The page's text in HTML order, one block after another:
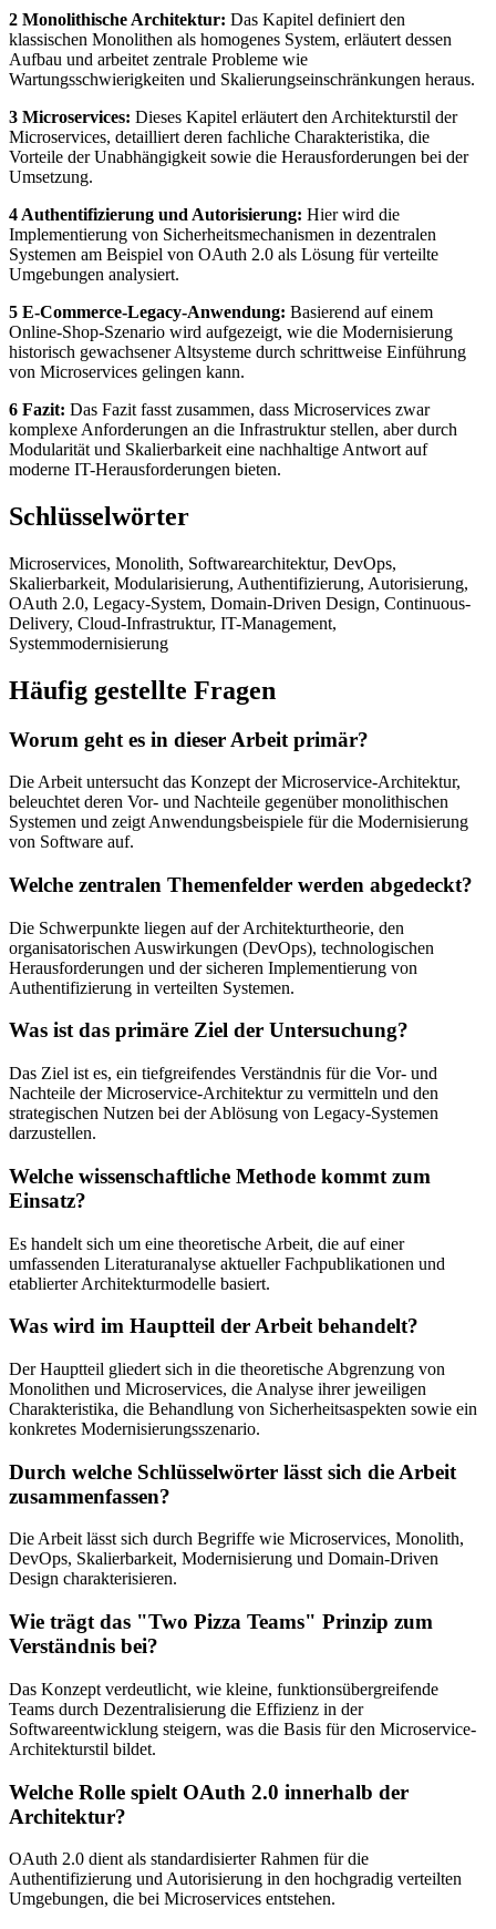
2 Monolithische Architektur: Das Kapitel definiert den
klassischen Monolithen als homogenes System, erläutert dessen
Aufbau und arbeitet zentrale Probleme wie
Wartungsschwierigkeiten und Skalierungseinschränkungen heraus.
3 Microservices: Dieses Kapitel erläutert den Architekturstil der
Microservices, detailliert deren fachliche Charakteristika, die
Vorteile der Unabhängigkeit sowie die Herausforderungen bei der
Umsetzung.
4 Authentifizierung und Autorisierung: Hier wird die
Implementierung von Sicherheitsmechanismen in dezentralen
Systemen am Beispiel von OAuth 2.0 als Lösung für verteilte
Umgebungen analysiert.
5 E-Commerce-Legacy-Anwendung: Basierend auf einem
Online-Shop-Szenario wird aufgezeigt, wie die Modernisierung
historisch gewachsener Altsysteme durch schrittweise Einführung
von Microservices gelingen kann.
6 Fazit: Das Fazit fasst zusammen, dass Microservices zwar
komplexe Anforderungen an die Infrastruktur stellen, aber durch
Modularität und Skalierbarkeit eine nachhaltige Antwort auf
moderne IT-Herausforderungen bieten.
Schlüsselwörter
Microservices, Monolith, Softwarearchitektur, DevOps,
Skalierbarkeit, Modularisierung, Authentifizierung, Autorisierung,
OAuth 2.0, Legacy-System, Domain-Driven Design, Continuous-
Delivery, Cloud-Infrastruktur, IT-Management,
Systemmodernisierung
Häufig gestellte Fragen
Worum geht es in dieser Arbeit primär?
Die Arbeit untersucht das Konzept der Microservice-Architektur,
beleuchtet deren Vor- und Nachteile gegenüber monolithischen
Systemen und zeigt Anwendungsbeispiele für die Modernisierung
von Software auf.
Welche zentralen Themenfelder werden abgedeckt?
Die Schwerpunkte liegen auf der Architekturtheorie, den
organisatorischen Auswirkungen (DevOps), technologischen
Herausforderungen und der sicheren Implementierung von
Authentifizierung in verteilten Systemen.
Was ist das primäre Ziel der Untersuchung?
Das Ziel ist es, ein tiefgreifendes Verständnis für die Vor- und
Nachteile der Microservice-Architektur zu vermitteln und den
strategischen Nutzen bei der Ablösung von Legacy-Systemen
darzustellen.
Welche wissenschaftliche Methode kommt zum
Einsatz?
Es handelt sich um eine theoretische Arbeit, die auf einer
umfassenden Literaturanalyse aktueller Fachpublikationen und
etablierter Architekturmodelle basiert.
Was wird im Hauptteil der Arbeit behandelt?
Der Hauptteil gliedert sich in die theoretische Abgrenzung von
Monolithen und Microservices, die Analyse ihrer jeweiligen
Charakteristika, die Behandlung von Sicherheitsaspekten sowie ein
konkretes Modernisierungsszenario.
Durch welche Schlüsselwörter lässt sich die Arbeit
zusammenfassen?
Die Arbeit lässt sich durch Begriffe wie Microservices, Monolith,
DevOps, Skalierbarkeit, Modernisierung und Domain-Driven
Design charakterisieren.
Wie trägt das "Two Pizza Teams" Prinzip zum
Verständnis bei?
Das Konzept verdeutlicht, wie kleine, funktionsübergreifende
Teams durch Dezentralisierung die Effizienz in der
Softwareentwicklung steigern, was die Basis für den Microservice-
Architekturstil bildet.
Welche Rolle spielt OAuth 2.0 innerhalb der
Architektur?
OAuth 2.0 dient als standardisierter Rahmen für die
Authentifizierung und Autorisierung in den hochgradig verteilten
Umgebungen, die bei Microservices entstehen.